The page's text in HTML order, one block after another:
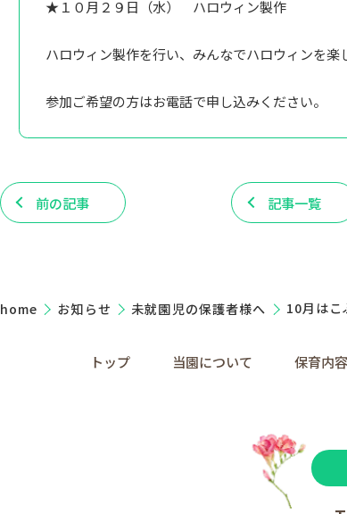
★１０月２９日（水） ハロウィン製作
ハロウィン製作を行い、みんなでハロウィンを楽
参加ご希望の方はお電話で申し込みください。
前の記事 記事一覧
home お知らせ 未就園児の保護者様へ 10月はこ
トップ 当園について 保育内容